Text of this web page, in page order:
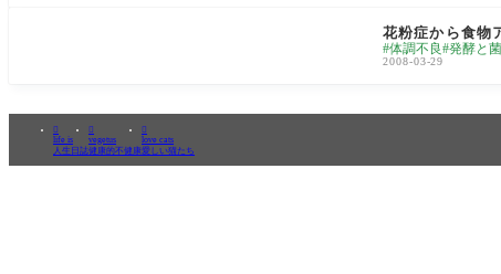
花粉症から食物
体調不良 発酵と菌
2008-03-29

life is
人生日誌

vegetus
健康的不健康

love cats
愛しい猫たち